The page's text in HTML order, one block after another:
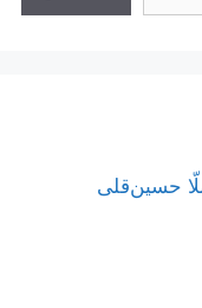
حسین‌قلی